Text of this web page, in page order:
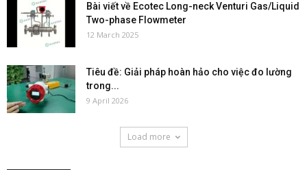
Bài viết về Ecotec Long-neck Venturi Gas/Liquid
Two-phase Flowmeter
12 March 2025
Tiêu đề: Giải pháp hoàn hảo cho việc đo lường
trong...
9 April 2026
Load more